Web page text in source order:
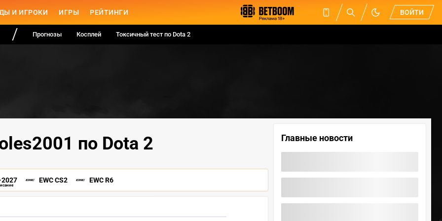
И ИГРОКИ ИГРЫ РЕЙТИНГИ ВОЙТИ
Прогнозы Косплей Токсичный тест по Dota 2
по Dota 2
EWC CS2 EWC R6
Главные новости